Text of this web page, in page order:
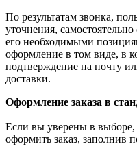
По результатам звонка,
уточнения,
его необходимыми
оформление в том виде, в
подтверждение на почту
доставки.
Оформление заказа в
Если вы уверены в выборе,
оформить заказ, заполнив